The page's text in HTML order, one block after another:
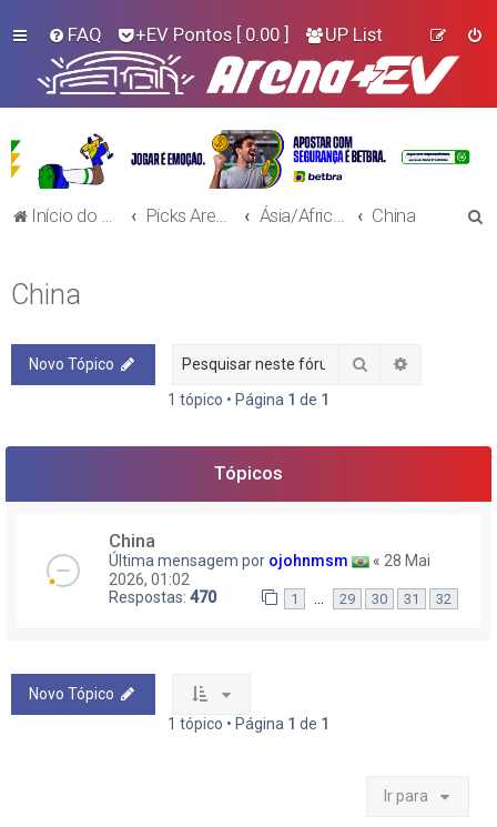
FAQ +EV Pontos [ 0.00 ] UP List
Início do Fórum! China
China
Novo Tópico Pesquisar
1 tópico • Página 1 de 1
Tópicos
China
Última mensagem por ojohnmsm « 28 Mai
2026, 01:02
Respostas: 470 1 29 30 31 32
Novo Tópico
1 tópico • Página 1 de 1
Ir para